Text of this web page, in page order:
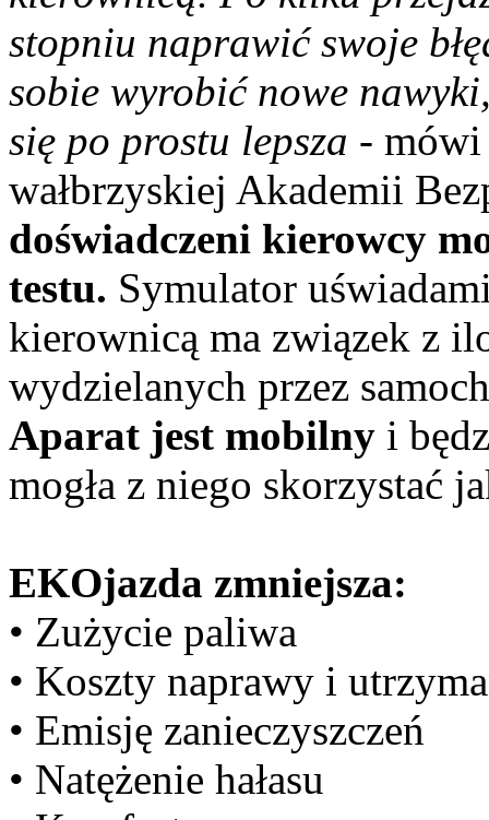
stopniu naprawić swoje
sobie wyrobić nowe
się po prostu lepsza - mówi
wałbrzyskiej Akademii
doświadczeni kierowcy
testu. Symulator
kierownicą ma związek z
wydzielanych przez
Aparat jest mobilny i
mogła z niego skorzystać
EKOjazda zmniejsza:
• Zużycie paliwa
• Koszty naprawy i
• Emisję zanieczyszczeń
• Natężenie hałasu